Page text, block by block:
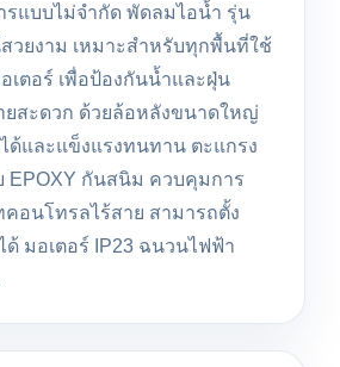
รแบบไม่จำกัด พัดลมไอน้ำ รุ่น
วยงาม เหมาะสำหรับทุกพื้นที่ใช้
เตอร์ เพื่อป้องกันน้ำและฝุ่น
ยสะดวก ด้วยล้อหลังขนาดใหญ่
ด้และแข็งแรงทนทาน ตะแกรง
EPOXY กันสนิม ควบคุมการ
อนโทรลไร้สาย สามารถตั้ง
ด้ มอเตอร์ IP23 ฉนวนไฟฟ้า